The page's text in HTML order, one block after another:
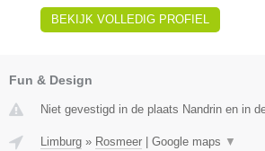
BEKIJK VOLLEDIG PROFIEL
Fun & Design
Niet gevestigd in de plaats Nandrin en in
Limburg » Rosmeer | Google maps ▼